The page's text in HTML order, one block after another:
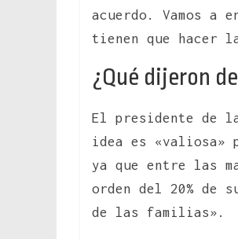
acuerdo. Vamos
tienen que hacer
¿Qué dijeron
El presidente de
idea es «valiosa»
ya que entre las
orden del 20%
de las familias».